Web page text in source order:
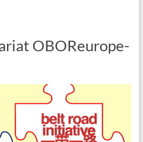
OBOReurope-